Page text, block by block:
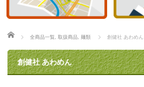
ホーム
全商品一覧 取扱商品 麺類 創健社 あわめん
創健社 あわめん